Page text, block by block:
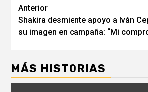
Post
navigation
Anterior
Shakira desmiente apoyo a Iván
su imagen en campaña: “Mi
MÁS HISTORIAS